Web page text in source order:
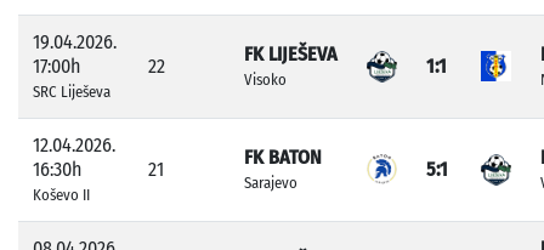
19.04.2026.
17:00h
SRC Liješeva
22
FK LIJEŠEVA
Visoko
1:1
12.04.2026.
16:30h
Koševo II
21
FK BATON
Sarajevo
5:1